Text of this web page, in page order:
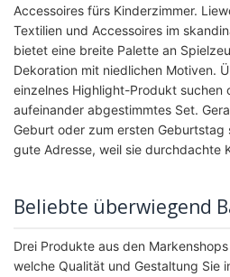
Accessoires fürs Kinderzimmer.
Textilien und Accessoires im
bietet eine breite Palette an
Dekoration mit niedlichen Motiven.
einzelnes Highlight-Produkt suchen
aufeinander abgestimmtes Set.
Geburt oder zum ersten Geburtstag
gute Adresse, weil sie durchdachte
Beliebte überwiegend
Drei Produkte aus den
welche Qualität und Gestaltung Sie